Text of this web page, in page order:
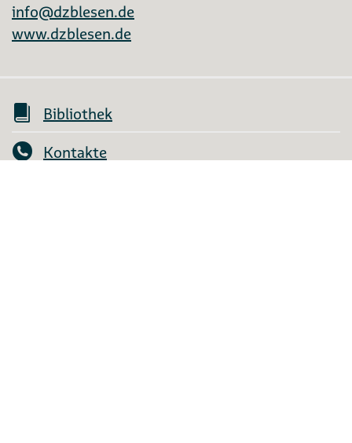
info@dzblesen.de
www.dzblesen.de
Bibliothek
Kontakte